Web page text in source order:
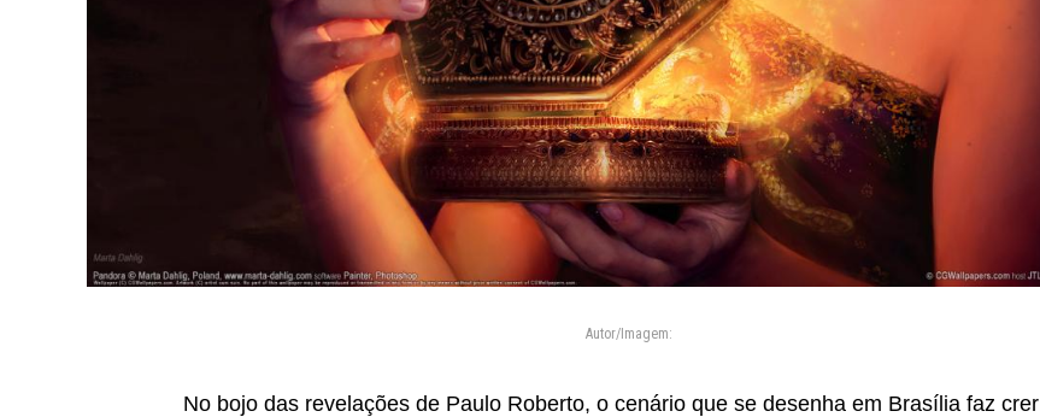
Autor/Imagem:
No bojo das revelações de Paulo Roberto, o cenário que se desenha em Brasília faz crer